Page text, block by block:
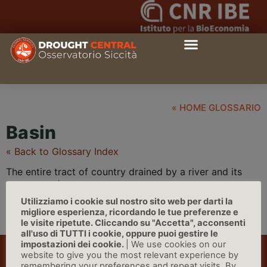
« HOME GLOSSARIO
Basin
« Back to Glossary Index
The entire tract of country drained by a river and its
tributaries. | Source: Earthlabs
Utilizziamo i cookie sul nostro sito web per darti la
migliore esperienza, ricordando le tue preferenze e
le visite ripetute. Cliccando su "Accetta", acconsenti
all'uso di TUTTI i cookie, oppure puoi gestire le
impostazioni dei cookie.
| We use cookies on our
website to give you the most relevant experience by